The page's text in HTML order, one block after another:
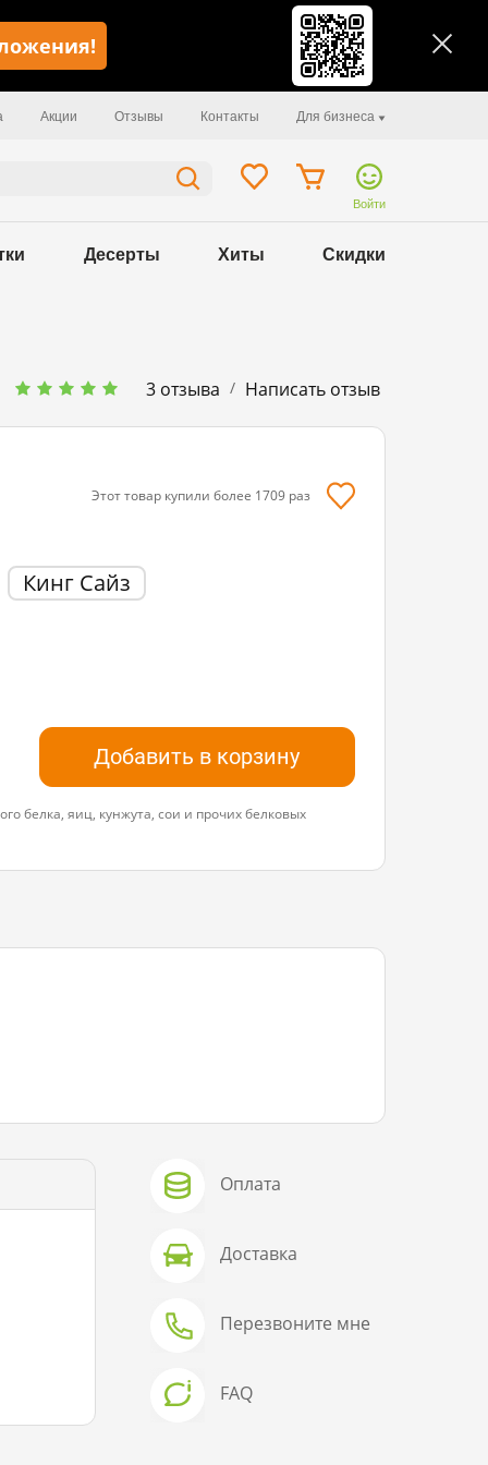
Акции Отзывы Контакты Для бизнеса
Войти
Десерты Хиты Скидки
3 отзыва / Написать отзыв
Этот товар купили более 1709раз
Кинг Сайз
Добавить в корзину
белка, яиц, кунжута, сои и прочих белковых
Оплата
Доставка
Перезвоните мне
FAQ